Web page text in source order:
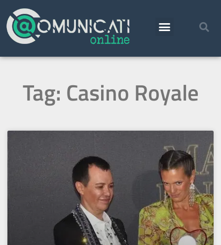
Tag: Casino Royale